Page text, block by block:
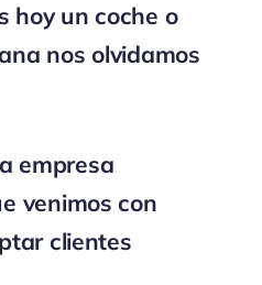
hoy un coche o
nos olvidamos
empresa
venimos con
clientes